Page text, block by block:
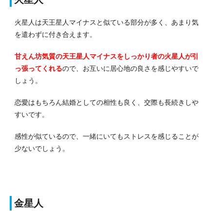
火星人は天王星人マイナスと似ている部分が多く、あまり気
を遣わずに付き合えます。
甘えん坊気質の天王星人マイナスをしっかり者の火星人が引
っ張ってくれるので、お互いに居心地の良さを感じやすいで
しょう。
恋愛はもちろん結婚としての相性も良く、交際も長続きしや
すいです。
感性が似ているので、一緒にいてもストレスを感じることが
少ないでしょう。
金星人